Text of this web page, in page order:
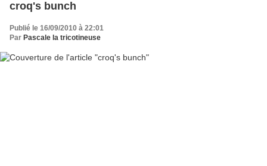
croq's bunch
Publié le 16/09/2010 à 22:01
Par Pascale la tricotineuse